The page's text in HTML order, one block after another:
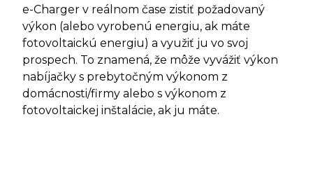
e-Charger v reálnom čase zistiť požadovaný
výkon (alebo vyrobenú energiu, ak máte
fotovoltaickú energiu) a využiť ju vo svoj
prospech. To znamená, že môže vyvážiť výkon
nabíjačky s prebytočným výkonom z
domácnosti/firmy alebo s výkonom z
fotovoltaickej inštalácie, ak ju máte.